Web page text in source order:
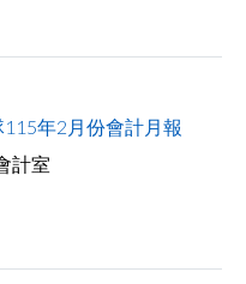
年2月份會計月報
計室